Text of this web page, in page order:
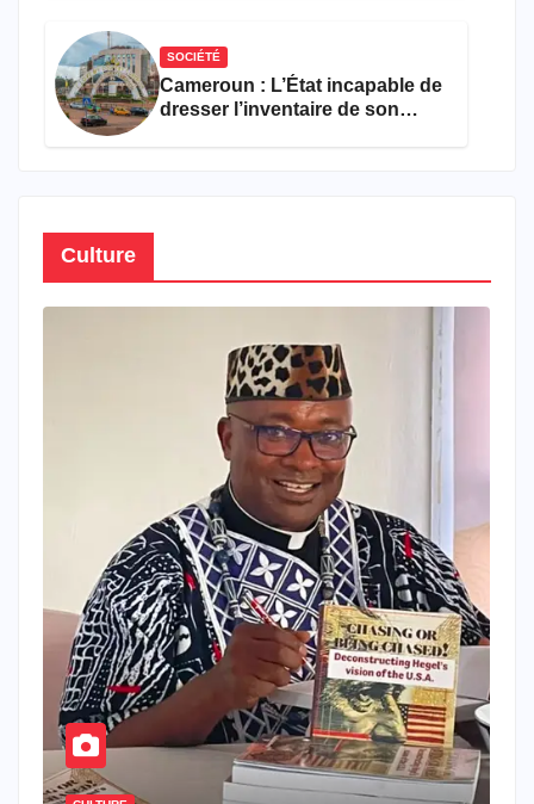
SOCIÉTÉ
Cameroun : L’État incapable de
dresser l’inventaire de son
Culture